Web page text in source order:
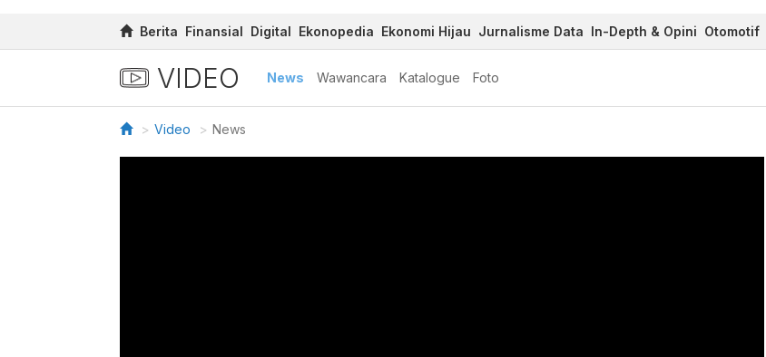
Berita Finansial Digital Ekonopedia Ekonomi Hijau Jurnalisme Data In-Depth & Opini Otomotif
VIDEO News Wawancara Katalogue Foto
Video News